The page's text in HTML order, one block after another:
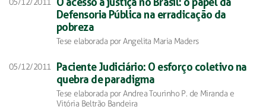
05/12/2011
Defensoria Pública na erradicação da
pobreza
Tese elaborada por Angelita Maria Maders
05/12/2011
Paciente Judiciário: O esforço coletivo na
quebra de paradigma
Tese elaborada por Andrea Tourinho P. de Miranda e
Vitória Beltrão Bandeira